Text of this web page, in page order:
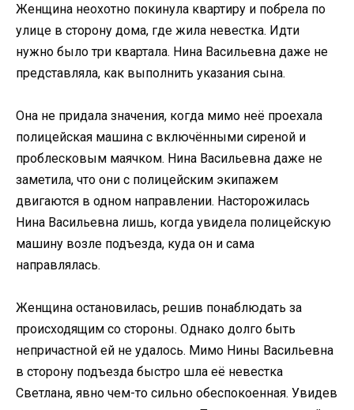
Женщина неохотно покинула квартиру и побрела по
улице в сторону дома, где жила невестка. Идти
нужно было три квартала. Нина Васильевна даже не
представляла, как выполнить указания сына.
Она не придала значения, когда мимо неё проехала
полицейская машина с включёнными сиреной и
проблесковым маячком. Нина Васильевна даже не
заметила, что они с полицейским экипажем
двигаются в одном направлении. Насторожилась
Нина Васильевна лишь, когда увидела полицейскую
машину возле подъезда, куда он и сама
направлялась.
Женщина остановилась, решив понаблюдать за
происходящим со стороны. Однако долго быть
непричастной ей не удалось. Мимо Нины Васильевна
в сторону подъезда быстро шла её невестка
Светлана, явно чем-то сильно обеспокоенная. Увидев